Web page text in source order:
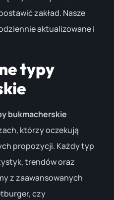
zakład. Nasze
aktualizowane i
typy
bukmacherskie
którzy oczekują
propozycji. Każdy typ
trendów oraz
z zaawansowanych
czy